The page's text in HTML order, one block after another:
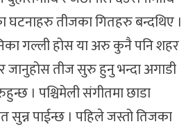
घटनाहरु तीजका गितहरु बन्दथिए ।
गल्ली होस या अरु कुनै पनि शहर
जानुहोस तीज सुरु हुनु भन्दा अगाडी
। पश्चिमेली संगीतमा छाडा
पाईन्छ । पहिले जस्तो तिजका